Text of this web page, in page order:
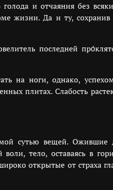
и отчаяния без
жизни. Да и ту,
последней
на ноги, однако,
плитах. Слабость
сутью вещей. Ожившие
тело, оставаясь в
открытые от страха